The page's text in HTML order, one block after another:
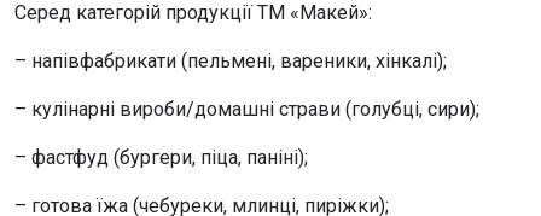
Серед категорій продукції ТМ «Макей»:
– напівфабрикати (пельмені, вареники, хінкалі);
– кулінарні вироби/домашні страви (голубці, сири);
– фастфуд (бургери, піца, паніні);
– готова їжа (чебуреки, млинці, пиріжки);